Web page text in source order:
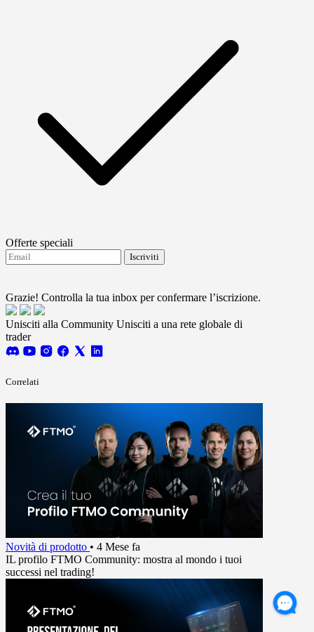
Offerte speciali
Iscriviti
Grazie! Controlla la tua inbox per confermare l’iscrizione.
Unisciti alla Community Unisciti a una rete globale di
trader
Correlati
Novità di prodotto • 4 Mese fa
IL profilo FTMO Community: mostra al mondo i tuoi
successi nel trading!